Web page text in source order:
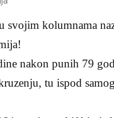
svojim kolumnama
nakon punih 79
tu ispod